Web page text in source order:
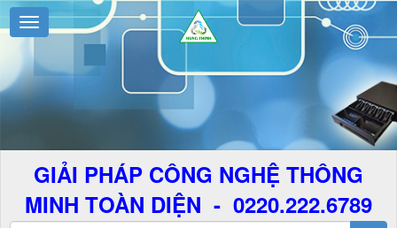
GIẢI PHÁP CÔNG NGHỆ THÔNG
MINH TOÀN DIỆN - 0220.222.6789